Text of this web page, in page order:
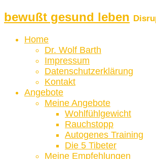
bewußt gesund leben
Home
Dr. Wolf Barth
Impressum
Datenschutzerklärung
Kontakt
Angebote
Meine Angebote
Wohlfühlgewicht
Rauchstopp
Autogenes Training
Die 5 Tibeter
Meine Empfehlungen